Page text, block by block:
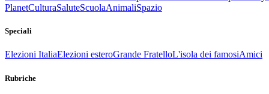
PlanetCulturaSaluteScuolaAnimaliSpazio
Speciali
Elezioni ItaliaElezioni esteroGrande FratelloL'isola dei famosiAmici
Rubriche